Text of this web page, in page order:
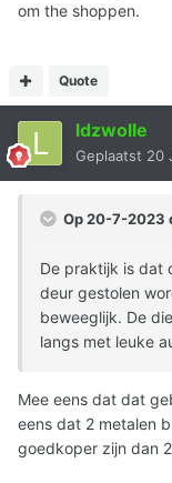
om the shoppen.
Quote
ldzwolle
Geplaatst 20
Op 20-7-2023
De praktijk is dat
deur gestolen
beweeglijk. De
langs met leuke
Mee eens dat dat
eens dat 2 metalen
goedkoper zijn dan